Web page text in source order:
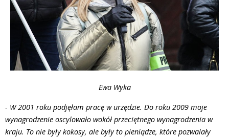
Ewa Wyka
- W 2001 roku podjęłam pracę w urzędzie. Do roku 2009 moje
wynagrodzenie oscylowało wokół przeciętnego wynagrodzenia w
kraju. To nie były kokosy, ale były to pieniądze, które pozwalały